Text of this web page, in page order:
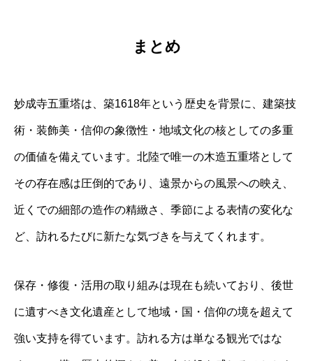
まとめ
妙成寺五重塔は、築1618年という歴史を背景に、建築技
術・装飾美・信仰の象徴性・地域文化の核としての多重
の価値を備えています。北陸で唯一の木造五重塔として
その存在感は圧倒的であり、遠景からの風景への映え、
近くでの細部の造作の精緻さ、季節による表情の変化な
ど、訪れるたびに新たな気づきを与えてくれます。
保存・修復・活用の取り組みは現在も続いており、後世
に遺すべき文化遺産として地域・国・信仰の境を超えて
強い支持を得ています。訪れる方は単なる観光ではな